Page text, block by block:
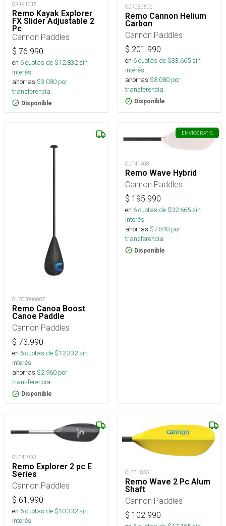
OR141015
Remo Kayak Explorer
FX Slider Adjustable 2
Pc
Cannon Paddles
$ 76.990
en 6cuotas de $12.832sin
interés
ahorras $3.080 por
transferencia.
Disponible
ODR080506
Remo Cannon Helium
Carbon
Cannon Paddles
$ 201.990
en 6cuotas de $33.665sin
interés
ahorras $8.080 por
transferencia.
Disponible
OUTOD090607
Remo Canoa Boost
Canoe Paddle
Cannon Paddles
$ 73.990
en 6cuotas de $12.332sin
interés
ahorras $2.960 por
transferencia.
Disponible
ENVÍOGRATIS
OUT41508
Remo Wave Hybrid
Cannon Paddles
$ 195.990
en 6cuotas de $32.665sin
interés
ahorras $7.840 por
transferencia.
Disponible
OUT41933
Remo Explorer 2 pc E
Series
Cannon Paddles
$ 61.990
en 6cuotas de $10.332sin
interés
OUT11835
Remo Wave 2 Pc Alum
Shaft
Cannon Paddles
$ 102.990